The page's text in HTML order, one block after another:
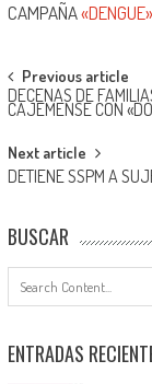
CAMPAÑA«DENGUE»
Post
navigation
Previous article
DECENAS DE
CAJEMENSE CON
Next article
DETIENE SSPM A
BUSCAR
ENTRADAS